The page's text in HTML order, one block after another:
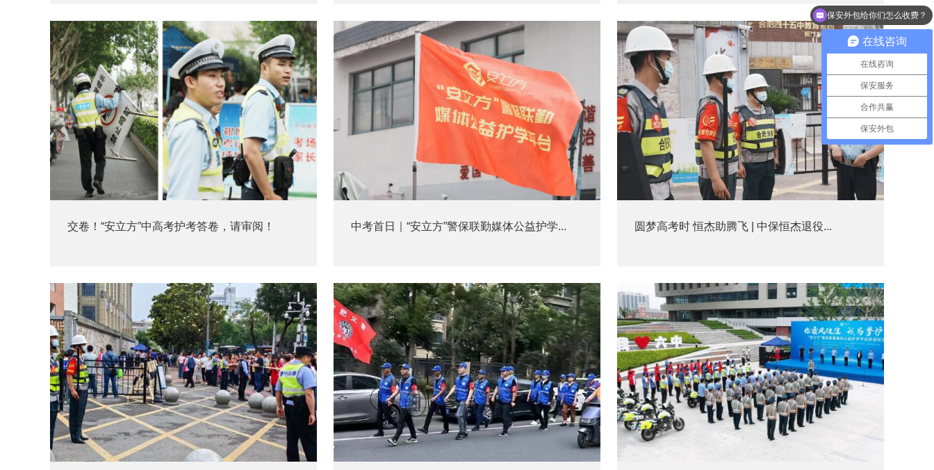
交卷！“安立方”中高考护考答卷，请审阅！ 中考首日｜“安立方”警保联勤媒体公益护学... 圆梦高考时 恒杰助腾飞 | 中保恒杰退役...
在线咨询
在线咨询
保安服务
合作共赢
保安外包
保安外包给你们怎么收费？